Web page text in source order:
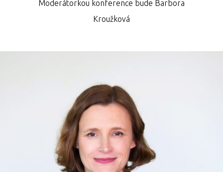
Moderátorkou konference bude Barbora
Kroužková